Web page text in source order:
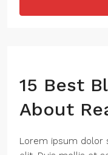
15 Best
About
Lorem ipsum dolor